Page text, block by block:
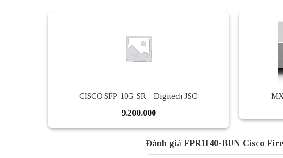
CISCO SFP-10G-SR – Digitech JSC
9.200.000
Đánh giá FPR1140-BUN Cisco